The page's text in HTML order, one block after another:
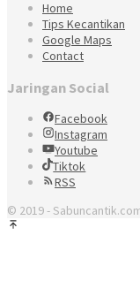
Home
Tips Kecantikan
Google Maps
Contact
Jaringan Social
Facebook
Instagram
Youtube
Tiktok
RSS
© 2019 -